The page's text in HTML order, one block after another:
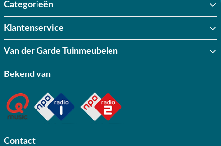
Categorieën
Klantenservice
Van der Garde Tuinmeubelen
Bekend van
Contact